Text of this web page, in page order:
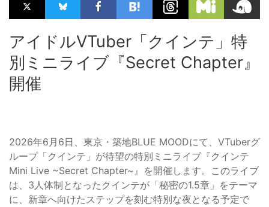
アイドルVTuber「クインテ」特
別ミニライブ『Secret Chapter』
開催
2026年6月6日、東京・築地BLUE MOODにて、VTuberグ
ループ「クインテ」が待望の特別ミニライブ『クインテ
Mini Live ~Secret Chapter~』を開催します。このライブ
は、3人体制となったクインテが「秘密の1.5章」をテーマ
に、新章へ向けたステップを刻む特別な夜となる予定で